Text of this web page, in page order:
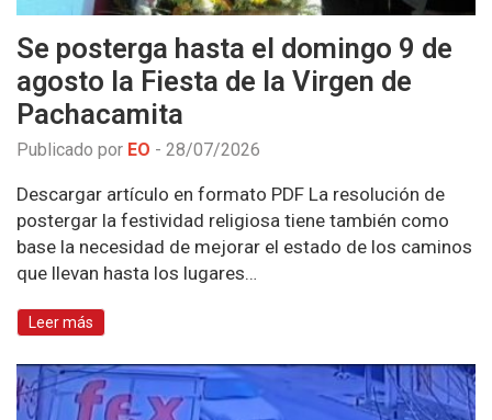
Se posterga hasta el domingo 9 de
agosto la Fiesta de la Virgen de
Pachacamita
Publicado por EO - 28/07/2026
Descargar artículo en formato PDF La resolución de
postergar la festividad religiosa tiene también como
base la necesidad de mejorar el estado de los caminos
que llevan hasta los lugares…
Leer más